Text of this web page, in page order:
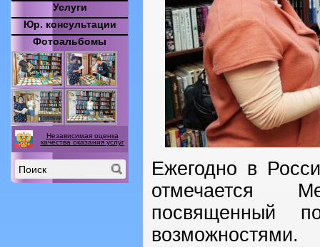
Ежегодно в
отмечается
посвященный
возможностями.
Услуги
Юр. консультации
Фотоальбомы
Независимая оценка
качества оказания услуг